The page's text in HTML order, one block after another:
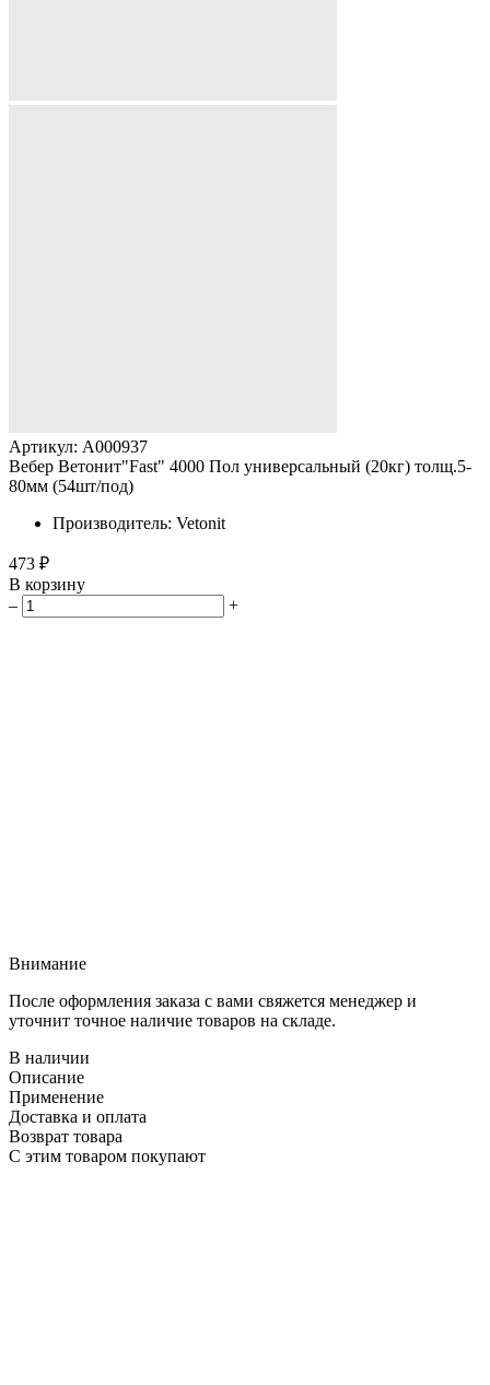
Артикул: A000937
Вебер Ветонит"Fast" 4000 Пол универсальный (20кг) толщ.5-
80мм (54шт/под)
Производитель: Vetonit
473 ₽
В корзину
–
+
Внимание
После оформления заказа с вами свяжется менеджер и
уточнит точное наличие товаров на складе.
В наличии
Описание
Применение
Доставка и оплата
Возврат товара
С этим товаром покупают